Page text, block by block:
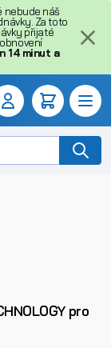
nebude náš
Za toto
přijaté
14 minut a
pro